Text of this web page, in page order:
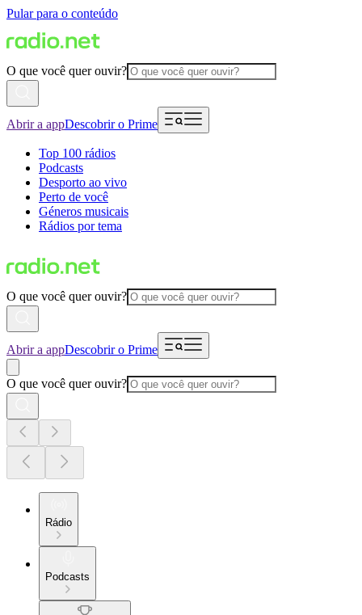
Pular para o conteúdo
O que você quer ouvir?
Abrir a appDescobrir o Prime
Top 100 rádios
Podcasts
Desporto ao vivo
Perto de você
Géneros musicais
Rádios por tema
O que você quer ouvir?
Abrir a appDescobrir o Prime
O que você quer ouvir?
Rádio
Podcasts